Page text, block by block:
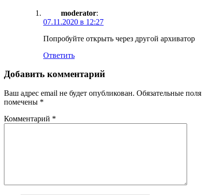
moderator:
07.11.2020 в 12:27
Попробуйте открыть через другой архиватор
Ответить
Добавить комментарий
Ваш адрес email не будет опубликован. Обязательные поля
помечены *
Комментарий *